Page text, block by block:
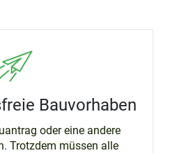
Bauvorhaben
oder eine andere
Trotzdem müssen alle